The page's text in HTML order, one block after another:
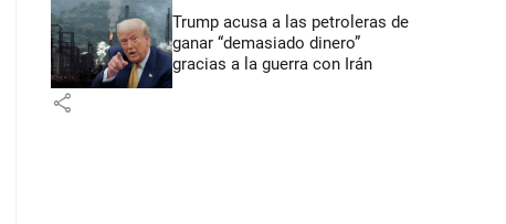
Trump acusa a las petroleras de
ganar “demasiado dinero”
gracias a la guerra con Irán
share